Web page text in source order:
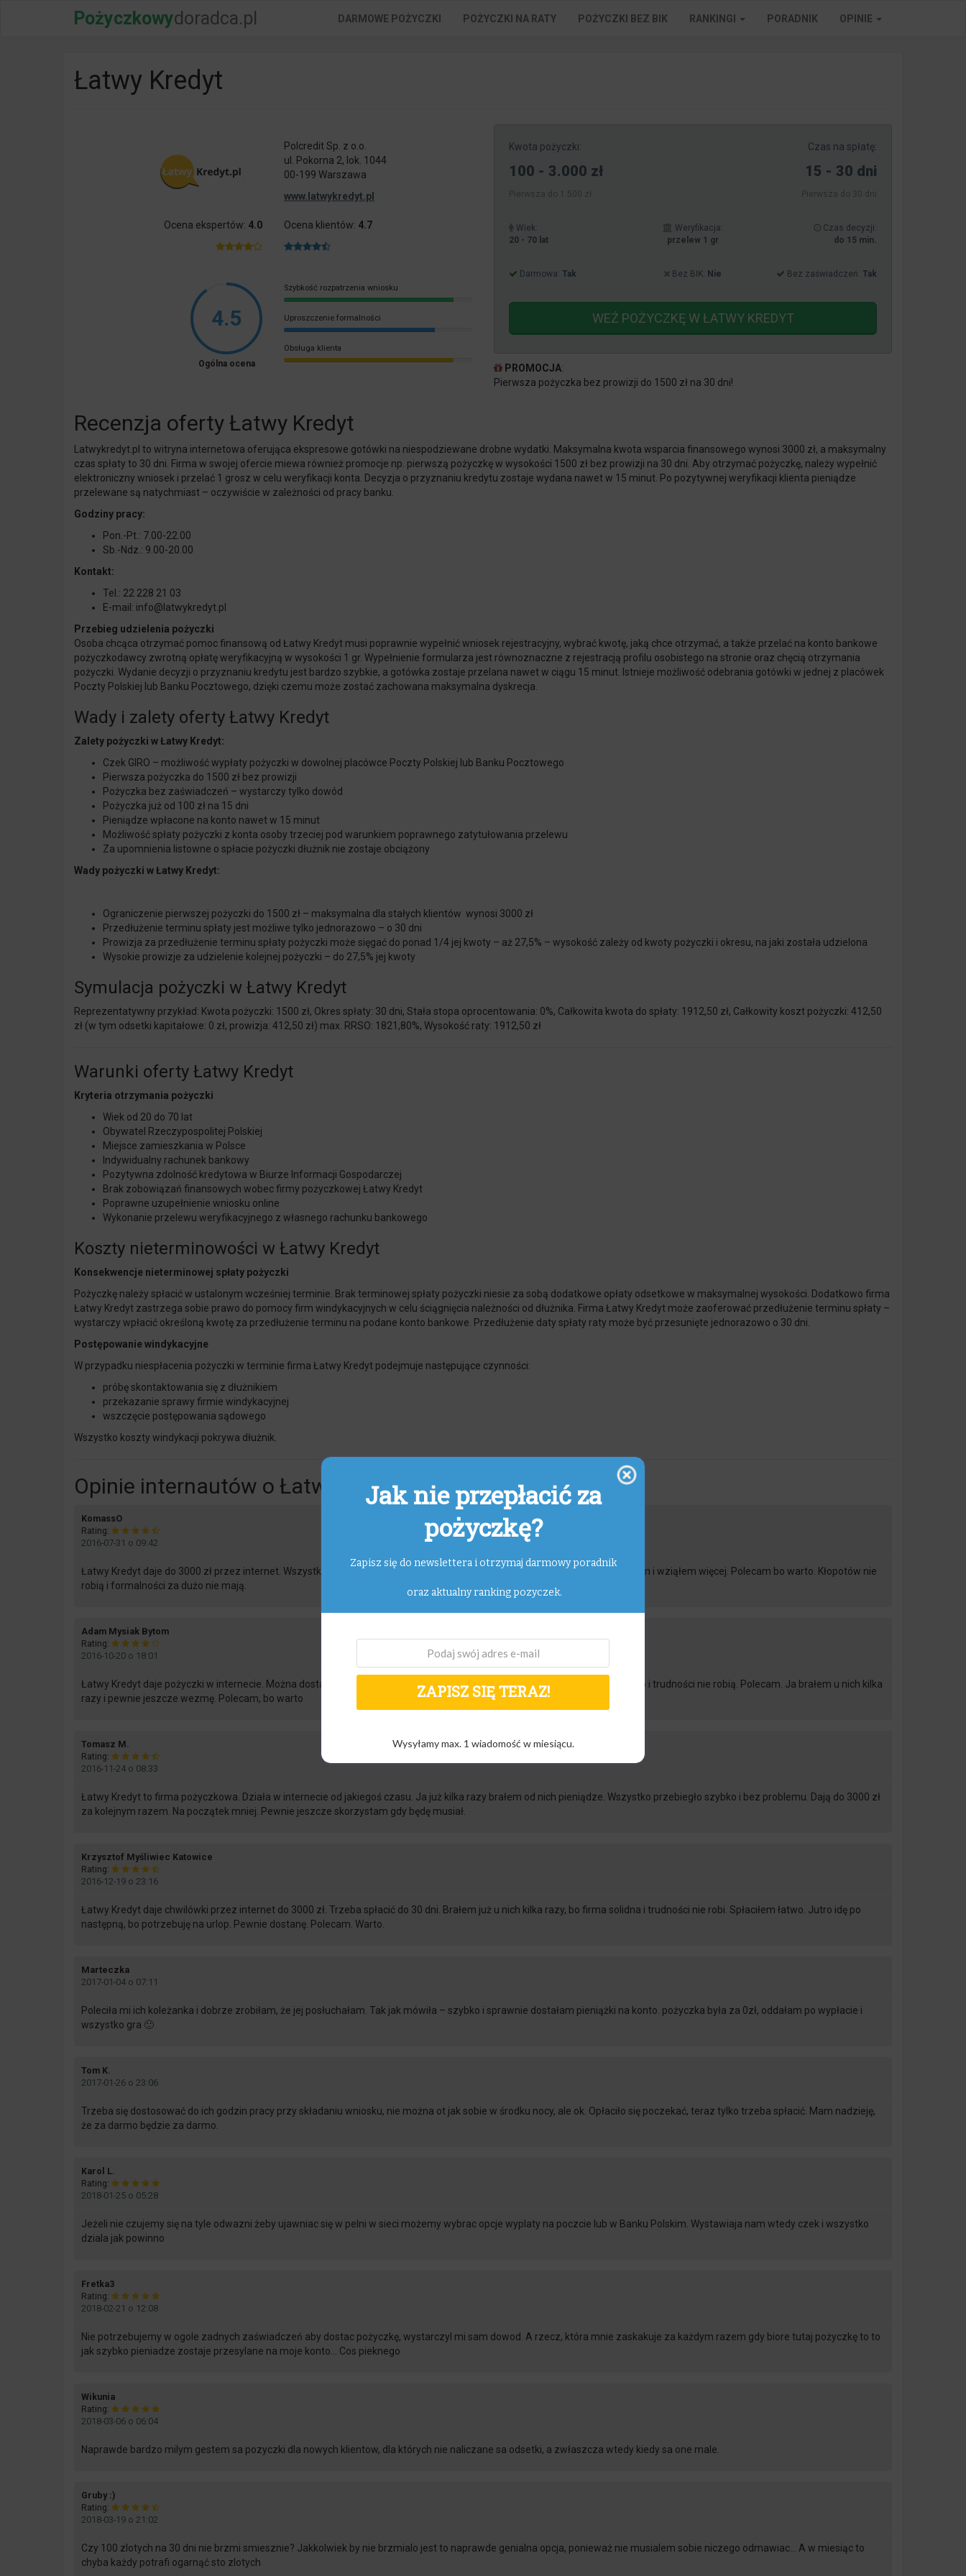
Pożyczkowydoradca.pl DARMOWE POŻYCZKI POŻYCZKI NA RATY POŻYCZKI BEZ BIK RANKINGI PORADNIK OPINIE
Łatwy Kredyt
Kwota pożyczki:
100 - 3.000 zł
Pierwsza do 1.500 zł
Czas na spłatę:
15 - 30 dni
Pierwsza do 30 dni
Wiek:
20 - 70 lat
Weryfikacja:
przelew 1 gr
Czas decyzji:
do 15 min.
Darmowa: Tak Bez BIK: Nie Bez zaświadczeń: Tak
WEŹ POŻYCZKĘ W ŁATWY KREDYT
PROMOCJA:
Pierwsza pożyczka bez prowizji do 1500 zł na 30 dni!
Polcredit Sp. z o.o.
ul. Pokorna 2, lok. 1044
00-199 Warszawa
www.latwykredyt.pl
Ocena ekspertów: 4.0 Ocena klientów: 4.7
4.5
Ogólna ocena
Szybkość rozpatrzenia wniosku
Uproszczenie formalności
Obsługa klienta
Recenzja oferty Łatwy Kredyt
Latwykredyt .pl to witryna internetowa oferująca ekspresowe gotówki na niespodziewane drobne wydatki. Maksymalna kwota wsparcia finansowego wynosi 3000 zł, a maksymalny
czas spłaty to 30 dni. Firma w swojej ofercie miewa również promocje np. pierwszą pożyczkę w wysokości 1500 zł bez prowizji na 30 dni. Aby otrzymać pożyczkę, należy wypełnić
elektroniczny wniosek i przelać 1 grosz w celu weryfikacji konta. Decyzja o przyznaniu kredytu zostaje wydana nawet w 15 minut. Po pozytywnej weryfikacji klienta pieniądze
przelewane są natychmiast – oczywiście w zależności od pracy banku.
Godziny pracy:
Pon.-Pt.: 7.00-22.00
Sb.-Ndz.: 9.00-20.00
Kontakt:
Tel.: 22 228 21 03
E-mail: info@latwykredyt .pl
Przebieg udzielenia pożyczki
Osoba chcąca otrzymać pomoc finansową od Łatwy Kredyt musi poprawnie wypełnić wniosek rejestracyjny, wybrać kwotę, jaką chce otrzymać, a także przelać na konto bankowe
pożyczkodawcy zwrotną opłatę weryfikacyjną w wysokości 1 gr. Wypełnienie formularza jest równoznaczne z rejestracją profilu osobistego na stronie oraz chęcią otrzymania
pożyczki. Wydanie decyzji o przyznaniu kredytu jest bardzo szybkie, a gotówka zostaje przelana nawet w ciągu 15 minut. Istnieje możliwość odebrania gotówki w jednej z placówek
Poczty Polskiej lub Banku Pocztowego, dzięki czemu może zostać zachowana maksymalna dyskrecja.
Wady i zalety oferty Łatwy Kredyt
Zalety pożyczki w Łatwy Kredyt:
Czek GIRO – możliwość wypłaty pożyczki w dowolnej placówce Poczty Polskiej lub Banku Pocztowego
Pierwsza pożyczka do 1500 zł bez prowizji
Pożyczka bez zaświadczeń – wystarczy tylko dowód
Pożyczka już od 100 zł na 15 dni
Pieniądze wpłacone na konto nawet w 15 minut
Możliwość spłaty pożyczki z konta osoby trzeciej pod warunkiem poprawnego zatytułowania przelewu
Za upomnienia listowne o spłacie pożyczki dłużnik nie zostaje obciążony
Wady pożyczki w Łatwy Kredyt:
Ograniczenie pierwszej pożyczki do 1500 zł – maksymalna dla stałych klientów wynosi 3000 zł
Przedłużenie terminu spłaty jest możliwe tylko jednorazowo – o 30 dni
Prowizja za przedłużenie terminu spłaty pożyczki może sięgać do ponad 1/4 jej kwoty – aż 27,5% – wysokość zależy od kwoty pożyczki i okresu, na jaki została udzielona
Wysokie prowizje za udzielenie kolejnej pożyczki – do 27,5% jej kwoty
Symulacja pożyczki w Łatwy Kredyt
Reprezentatywny przykład: Kwota pożyczki: 1500 zł, Okres spłaty: 30 dni, Stała stopa oprocentowania: 0%, Całkowita kwota do spłaty: 1912,50 zł, Całkowity koszt pożyczki: 412,50
zł (w tym odsetki kapitałowe: 0 zł, prowizja: 412,50 zł) max. RRSO: 1821,80%, Wysokość raty: 1912,50 zł
Warunki oferty Łatwy Kredyt
Kryteria otrzymania pożyczki
Wiek od 20 do 70 lat
Obywatel Rzeczypospolitej Polskiej
Miejsce zamieszkania w Polsce
Indywidualny rachunek bankowy
Pozytywna zdolność kredytowa w Biurze Informacji Gospodarczej
Brak zobowiązań finansowych wobec firmy pożyczkowej Łatwy Kredyt
Poprawne uzupełnienie wniosku online
Wykonanie przelewu weryfikacyjnego z własnego rachunku bankowego
Koszty nieterminowości w Łatwy Kredyt
Konsekwencje nieterminowej spłaty pożyczki
Pożyczkę należy spłacić w ustalonym wcześniej terminie. Brak terminowej spłaty pożyczki niesie za sobą dodatkowe opłaty odsetkowe w maksymalnej wysokości. Dodatkowo firma
Łatwy Kredyt zastrzega sobie prawo do pomocy firm windykacyjnych w celu ściągnięcia należności od dłużnika. Firma Łatwy Kredyt może zaoferować przedłużenie terminu spłaty –
wystarczy wpłacić określoną kwotę za przedłużenie terminu na podane konto bankowe. Przedłużenie daty spłaty raty może być przesunięte jednorazowo o 30 dni.
Postępowanie windykacyjne
W przypadku niespłacenia pożyczki w terminie firma Łatwy Kredyt podejmuje następujące czynności:
próbę skontaktowania się z dłużnikiem
przekazanie sprawy firmie windykacyjnej
wszczęcie postępowania sądowego
Wszystko koszty windykacji pokrywa dłużnik.
Opinie internautów o Łatwy Kredyt
KomassOsays:
Rating:
2016-07-31 o 09:42
Łatwy Kredyt daje do 3000 zł przez internet. Wszystko szybko i bez kłopotu. Mnie na początek dali 1000 zł na 30 dni. Oddałem i wziąłem więcej. Polecam bo warto. Kłopotów nie
robią i formalności za dużo nie mają.
Adam Mysiak Bytomsays:
Rating:
2016-10-20 o 18:01
Łatwy Kredyt daje pożyczki w internecie. Można dostać bez problemu całkiem przyzwoite kwoty. Formalności nie ma za dużo i trudności nie robią. Polecam. Ja brałem u nich kilka
razy i pewnie jeszcze wezmę. Polecam, bo warto
Tomasz M.
Rating:
2016-11-24 o 08:33
Łatwy Kredyt to firma pożyczkowa. Działa w internecie od jakiegoś czasu. Ja już kilka razy brałem od nich pieniądze. Wszystko przebiegło szybko i bez problemu. Dają do 3000 zł
za kolejnym razem. Na początek mniej. Pewnie jeszcze skorzystam gdy będę musiał.
Krzysztof Myśliwiec Katowice
Rating:
2016-12-19 o 23:16
Łatwy Kredyt daje chwilówki przez internet do 3000 zł. Trzeba spłacić do 30 dni. Brałem już u nich kilka razy, bo firma solidna i trudności nie robi. Spłaciłem łatwo. Jutro idę po
następną, bo potrzebuję na urlop. Pewnie dostanę. Polecam. Warto.
Marteczkasays:
2017-01-04 o 07:11
Poleciła mi ich koleżanka i dobrze zrobiłam, że jej posłuchałam. Tak jak mówiła – szybko i sprawnie dostałam pieniążki na konto. pożyczka była za 0zł, oddałam po wypłacie i
wszystko gra 🙂
Tom K.
2017-01-26 o 23:06
Trzeba się dostosować do ich godzin pracy przy składaniu wniosku, nie można ot jak sobie w środku nocy, ale ok. Opłaciło się poczekać, teraz tylko trzeba spłacić. Mam nadzieję,
że za darmo będzie za darmo.
Karol L.
Rating:
2018-01-25 o 05:28
Jeżeli nie czujemy się na tyle odwazni żeby ujawniac się w pelni w sieci możemy wybrac opcje wyplaty na poczcie lub w Banku Polskim. Wystawiaja nam wtedy czek i wszystko
dziala jak powinno
Fretka3says:
Rating:
2018-02-21 o 12:08
Nie potrzebujemy w ogole zadnych zaświadczeń aby dostac pożyczkę, wystarczyl mi sam dowod. A rzecz, która mnie zaskakuje za każdym razem gdy biore tutaj pożyczkę to to
jak szybko pieniadze zostaje przesylane na moje konto… Cos pieknego
Wikuniasays:
Rating:
2018-03-06 o 06:04
Naprawde bardzo milym gestem sa pozyczki dla nowych klientow, dla których nie naliczane sa odsetki, a zwłaszcza wtedy kiedy sa one male.
Gruby :)says:
Rating:
2018-03-19 o 21:02
Czy 100 zlotych na 30 dni nie brzmi smiesznie? Jakkolwiek by nie brzmialo jest to naprawde genialna opcja, ponieważ nie musialem sobie niczego odmawiac… A w miesiąc to
chyba każdy potrafi ogarnąć sto zlotych
Jak nie przepłacić za
pożyczkę?
Zapisz się do newslettera i otrzymaj darmowy poradnik
oraz aktualny ranking pozyczek.
ZAPISZ SIĘ TERAZ!
Wysyłamy max. 1 wiadomość w miesiącu.